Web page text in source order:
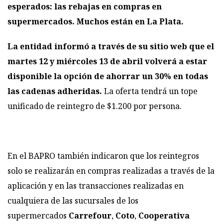
esperados: las rebajas en compras en
supermercados. Muchos están en La Plata.
La entidad informó a través de su sitio web que el
martes 12 y miércoles 13 de abril volverá a estar
disponible la opción de ahorrar un 30% en todas
las cadenas adheridas. La oferta tendrá un tope
unificado de reintegro de $1.200 por persona.
En el BAPRO también indicaron que los reintegros
solo se realizarán en compras realizadas a través de la
aplicación y en las transacciones realizadas en
cualquiera de las sucursales de los
supermercados Carrefour, Coto, Cooperativa